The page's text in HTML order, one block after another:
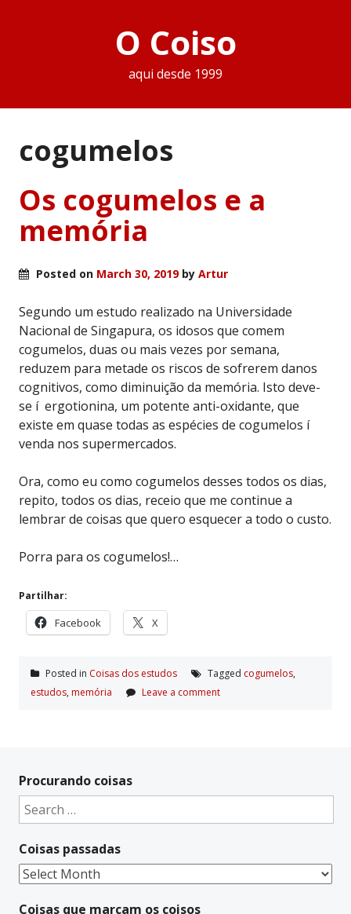
O Coiso
aqui desde 1999
cogumelos
Os cogumelos e a
memória
Posted on March 30, 2019by Artur
Segundo um estudo realizado na Universidade
Nacional de Singapura, os idosos que comem
cogumelos, duas ou mais vezes por semana,
reduzem para metade os riscos de sofrerem danos
cognitivos, como diminuição da memória. Isto deve-
se í ergotionina, um potente anti-oxidante, que
existe em quase todas as espécies de cogumelos í
venda nos supermercados.
Ora, como eu como cogumelos desses todos os dias,
repito, todos os dias, receio que me continue a
lembrar de coisas que quero esquecer a todo o custo.
Porra para os cogumelos!…
Partilhar:
Facebook X
Posted in Coisas dos estudos Tagged cogumelos,
estudos, memória Leave a comment
Procurando coisas
Search
for:
Coisas passadas
Coisas
Coisas que marcam os coisos